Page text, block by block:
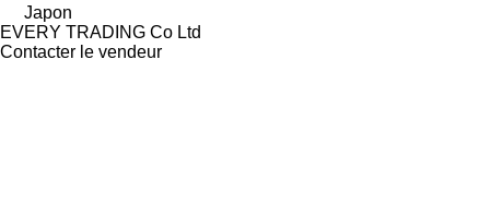
Japon
EVERY TRADING Co Ltd
Contacter le vendeur